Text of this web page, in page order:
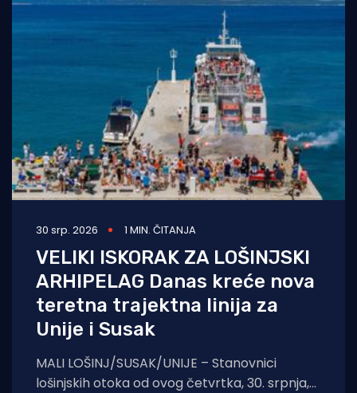
30 srp. 2026 1 MIN. ČITANJA
VELIKI ISKORAK ZA LOŠINJSKI
ARHIPELAG Danas kreće nova
teretna trajektna linija za
Unije i Susak
MALI LOŠINJ/SUSAK/UNIJE – Stanovnici
lošinjskih otoka od ovog četvrtka, 30. srpnja,